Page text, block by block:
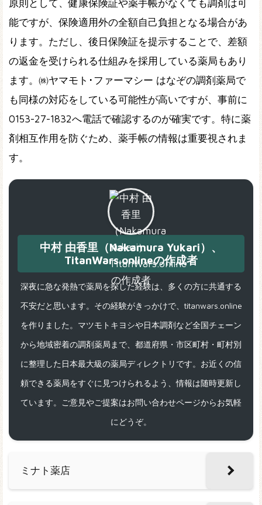
原則として、健康保険証や薬手帳がなくても調剤は可
能ですが、保険適用外の全額自己負担となる場合があ
ります。ただし、後日保険証を提示することで、差額
の返金を受けられる仕組みを採用している薬局もあり
ます。㈱ヤマモト･ファーマシー はなぞの調剤薬局で
も同様の対応をしている可能性が高いですが、事前に
0153-27-1832へ電話で確認するのが確実です。特に薬
剤相互作用を防ぐため、薬手帳の情報は重要視されま
す。
中村 由香里（Nakamura Yukari）、
TitanWars.onlineの作成者
深夜に急な発熱で薬局を探した経験は、多くの方に共通する
不安だと思います。その経験がきっかけで、titanwars.online
を作りました。マツモトキヨシや日本調剤など全国チェーン
から地域密着の調剤薬局まで、都道府県・市区町村・町村別
に整理した日本最大級の薬局ディレクトリです。お近くの信
頼できる薬局をすぐに見つけられるよう、情報は随時更新し
ています。ご意見やご提案はお問い合わせページからお気軽
にどうぞ。
ミナト薬店